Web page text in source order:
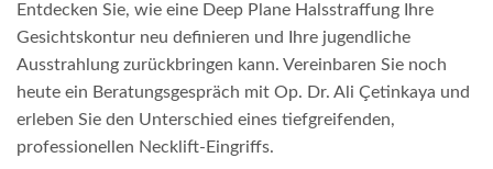
Entdecken Sie, wie eine Deep Plane Halsstraffung Ihre
Gesichtskontur neu definieren und Ihre jugendliche
Ausstrahlung zurückbringen kann. Vereinbaren Sie noch
heute ein Beratungsgespräch mit Op. Dr. Ali Çetinkaya und
erleben Sie den Unterschied eines tiefgreifenden,
professionellen Necklift-Eingriffs.